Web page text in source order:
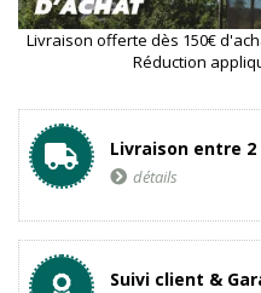
Livraison offerte dès 150€
Réduction
Livraison entre
détails
Suivi client &